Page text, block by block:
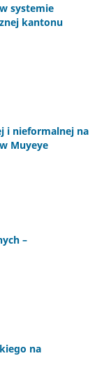
systemie
kantonu
i nieformalnej na
Muyeye
–
na